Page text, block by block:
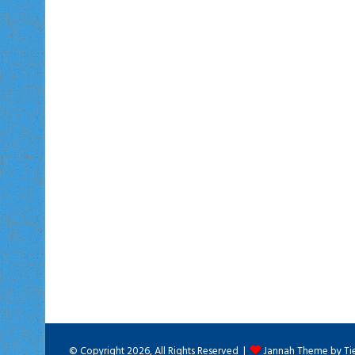
© Copyright 2026, All Rights Reserved | Jannah Theme by